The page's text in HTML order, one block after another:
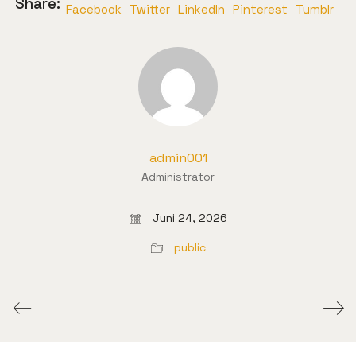
Facebook Twitter LinkedIn Pinterest Tumblr
admin001
Administrator
Juni 24, 2026
public